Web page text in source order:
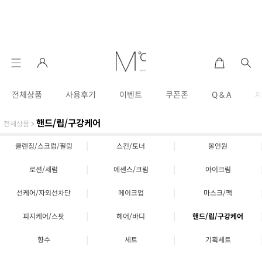
전체상품 사용후기 이벤트 쿠폰존 Q & A
전체상품 > 핸드/립/구강케어
클렌징/스크럽/필링 스킨/토너 올인원
로션/세럼 에센스/크림 아이크림
선케어/자외선차단 메이크업 마스크/팩
피지케어/스팟 헤어/바디 핸드/립/구강케어
향수 세트 기획세트